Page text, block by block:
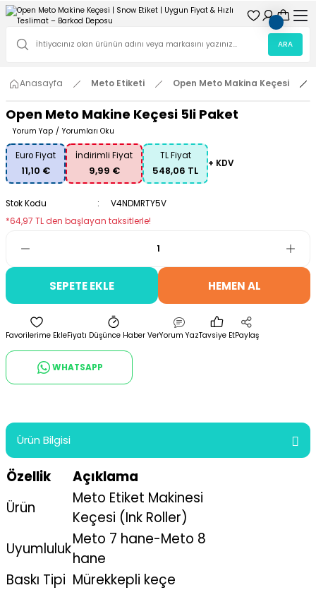
ARA
Anasayfa Meto Etiketi Open Meto Makina Keçesi
Open Meto Makine Keçesi 5li Paket
Yorum Yap / Yorumları Oku
Euro Fiyat
11,10 €
İndirimli Fiyat
9,99 €
TL Fiyat
548,06 TL
+ KDV
Stok Kodu
V4NDMRTY5V
*64,97 TL den başlayan taksitlerle!
SEPETE EKLE HEMEN AL
Fiyatı Düşünce Haber VerYorum YazTavsiye EtPaylaş
WHATSAPP
Ürün Bilgisi
Özellik
Açıklama
Ürün
Meto Etiket Makinesi
Keçesi (Ink Roller)
Uyumluluk
Meto 7 hane-Meto 8
hane
Baskı Tipi Mürekkepli keçe